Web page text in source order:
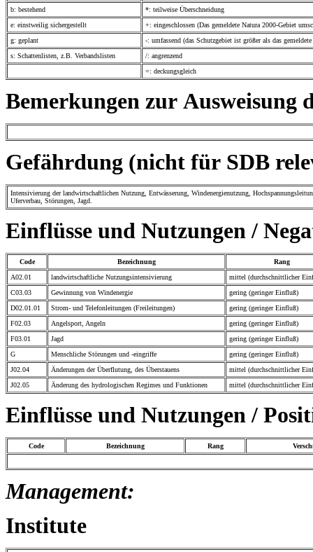
b: bestehend
*: teilweise Überschneidung
e: einstweilig sichergestellt
+: eingeschlossen (Das gemeldete Natura 2000-Gebiet
g: geplant
-: umfassend (das Schutzgebiet ist größer als das
s: Schattenlisten, z.B. Verbandslisten
/: angrenzend
=: deckungsgleich
Bemerkungen zur Ausweisung
Gefährdung (nicht für SDB
Intensivierung der landwirtschaftlichen Nutzung, Entwässerung, Windenergienutzung,
Uferverbau, Störungen, Jagd.
Einflüsse und Nutzungen /
Code Bezeichnung
Rang
A02.01
landwirtschaftliche Nutzungsintensivierung
mittel (durchschnittlicher
C03.03
Gewinnung von Windenergie
gering (geringer Einfluß)
D02.01.01
Strom- und Telefonleitungen (Freileitungen)
gering (geringer Einfluß)
F02.03
Angelsport, Angeln
gering (geringer Einfluß)
F03.01
Jagd
gering (geringer Einfluß)
G
Menschliche Störungen und -eingriffe
gering (geringer Einfluß)
J02.04
Änderungen der Überflutung, des Überstauens
mittel (durchschnittlicher
J02.05
Änderung des hydrologischen Regimes und Funktionen mittel (durchschnittlicher
Einflüsse und Nutzungen /
Code Bezeichnung Rang
Management:
Institute